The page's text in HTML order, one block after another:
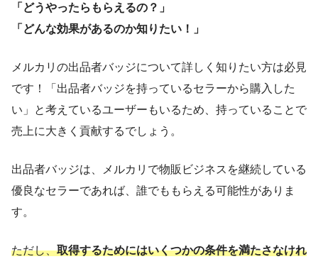
「どうやったらもらえるの？」
「どんな効果があるのか知りたい！」
メルカリの出品者バッジについて詳しく知りたい方は必見
です！「出品者バッジを持っているセラーから購入した
い」と考えているユーザーもいるため、持っていることで
売上に大きく貢献するでしょう。
出品者バッジは、メルカリで物販ビジネスを継続している
優良なセラーであれば、誰でももらえる可能性がありま
す。
ただし、取得するためにはいくつかの条件を満たさなけれ